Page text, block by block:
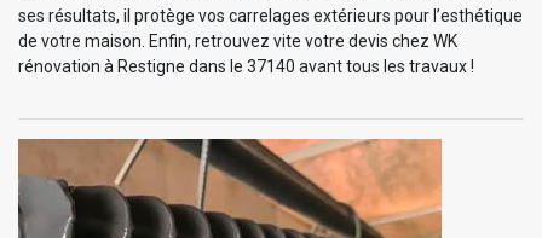
ses résultats, il protège vos carrelages extérieurs pour l’esthétique
de votre maison. Enfin, retrouvez vite votre devis chez WK
rénovation à Restigne dans le 37140 avant tous les travaux !